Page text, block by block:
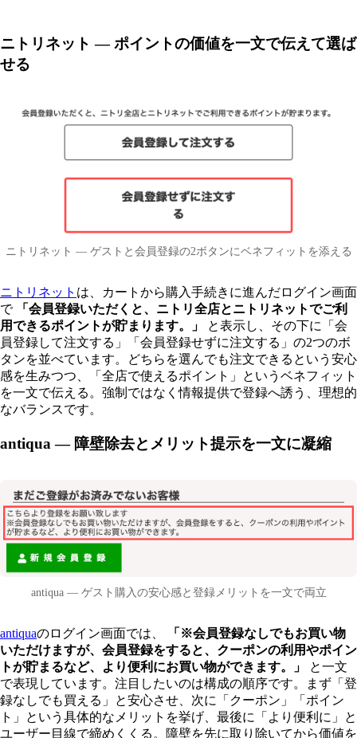
ニトリネット — ポイントの価値を一文で伝えて選ば
せる
ニトリネット — ゲストと会員登録の2ボタンにベネフィットを添える
ニトリネット は、カートから購入手続きに進んだログイン画面
で
「会員登録いただくと、ニトリ全店とニトリネットでご利
用できるポイントが貯まります。」
と表示し、その下に「会
員登録して注文する」「会員登録せずに注文する」の2つのボ
タンを並べています。どちらを選んでも注文できるという安心
感を生みつつ、「全店で使えるポイント」というベネフィット
を一文で伝える。強制ではなく情報提供で登録へ誘う、理想的
なバランスです。
antiqua — 障壁除去とメリット提示を一文に凝縮
antiqua — ゲスト購入の安心感と登録メリットを一文で両立
antiquaのログイン画面では、
「※会員登録なしでもお買い物
いただけますが、会員登録をすると、クーポンの利用やポイン
トが貯まるなど、より便利にお買い物ができます。」
と一文
で表現しています。注目したいのは構成の順序です。まず「登
録なしでも買える」と安心させ、次に「クーポン」「ポイン
ト」という具体的なメリットを挙げ、最後に「より便利に」と
ユーザー目線で締めくくる。障壁を先に取り除いてから価値を